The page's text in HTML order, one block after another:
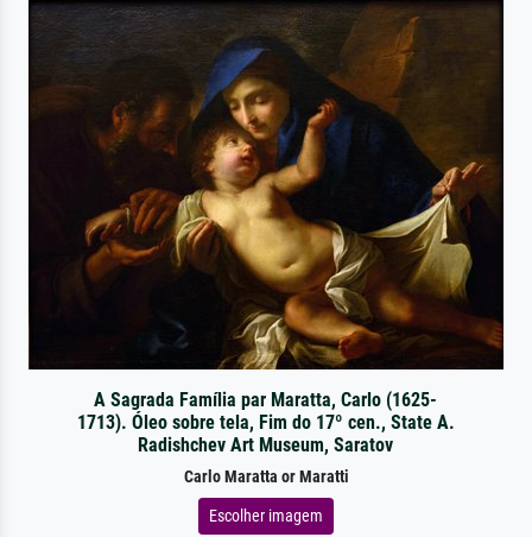
A Sagrada Família par Maratta, Carlo (1625-
1713). Óleo sobre tela, Fim do 17º cen., State A.
Radishchev Art Museum, Saratov
Carlo Maratta or Maratti
Escolher imagem